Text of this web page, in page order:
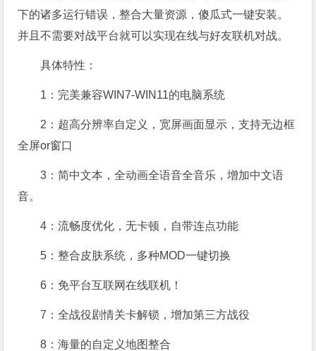
下的诸多运行错误，整合大量资源，傻瓜式一键安装。
并且不需要对战平台就可以实现在线与好友联机对战。
具体特性：
1：完美兼容WIN7-WIN11的电脑系统
2：超高分辨率自定义，宽屏画面显示，支持无边框
全屏or窗口
3：简中文本，全动画全语音全音乐，增加中文语
音。
4：流畅度优化，无卡顿，自带连点功能
5：整合皮肤系统，多种MOD一键切换
6：免平台互联网在线联机！
7：全战役剧情关卡解锁，增加第三方战役
8：海量的自定义地图整合